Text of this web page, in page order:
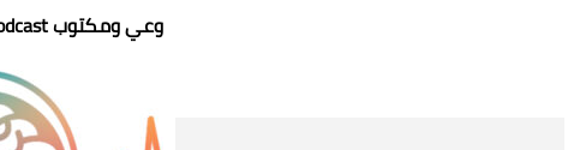
وعي ومكتوب Podcast